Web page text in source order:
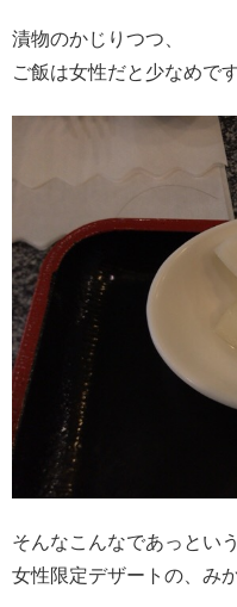
漬物のかじりつつ、
ご飯は女性だと少なめで
そんなこんなであっとい
女性限定デザートの、み